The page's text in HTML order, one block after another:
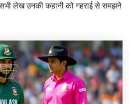
लेख उनकी कहानी को गहराई से समझने